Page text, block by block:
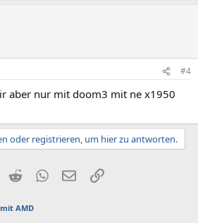
#4
aber nur mit doom3 mit ne x1950
oder registrieren, um hier zu antworten.
RedditWhatsApp
E-MailLink
AMD